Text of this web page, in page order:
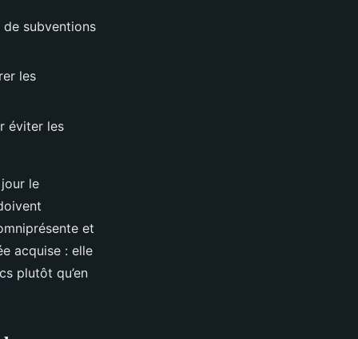
de subventions
les
éviter les
le
et
acquise : elle
plutôt qu’en